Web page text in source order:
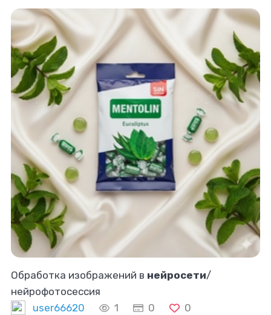
Обработка изображений в нейросети/
нейрофотосессия
user66620
1 0 0